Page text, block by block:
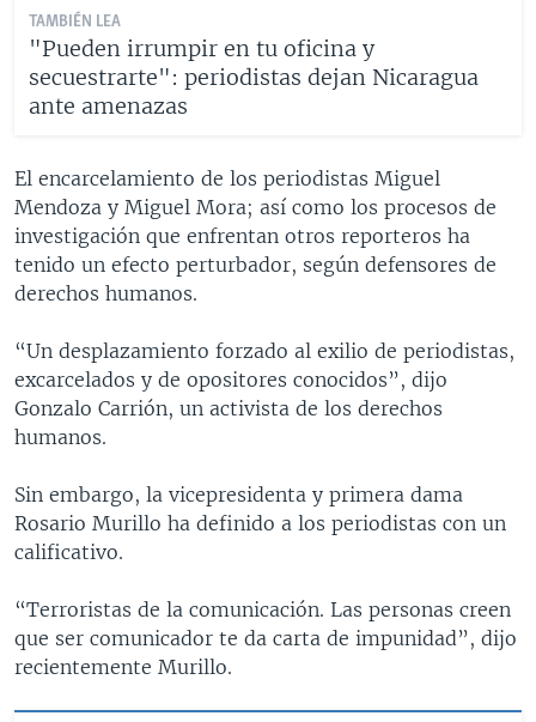
TAMBIÉN LEA
"Pueden irrumpir en tu oficina y
secuestrarte": periodistas dejan Nicaragua
ante amenazas
El encarcelamiento de los periodistas Miguel
Mendoza y Miguel Mora; así como los procesos de
investigación que enfrentan otros reporteros ha
tenido un efecto perturbador, según defensores de
derechos humanos.
“Un desplazamiento forzado al exilio de periodistas,
excarcelados y de opositores conocidos”, dijo
Gonzalo Carrión, un activista de los derechos
humanos.
Sin embargo, la vicepresidenta y primera dama
Rosario Murillo ha definido a los periodistas con un
calificativo.
“Terroristas de la comunicación. Las personas creen
que ser comunicador te da carta de impunidad”, dijo
recientemente Murillo.